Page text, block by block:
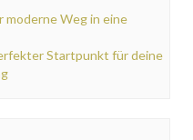
moderne Weg in eine
Startpunkt für deine